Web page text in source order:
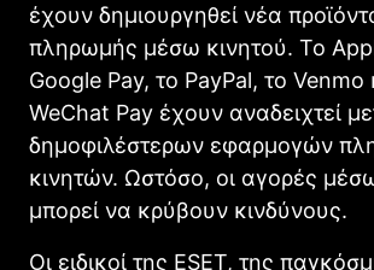
έχουν δημιουργηθεί νέα
πληρωμής μέσω κινητού. Το
Google Pay, το PayPal, το Venmo
WeChat Pay έχουν αναδειχτεί
δημοφιλέστερων εφαρμογών
κινητών. Ωστόσο, οι αγορές
μπορεί να κρύβουν κινδύνους.
Οι ειδικοί της ESET, της